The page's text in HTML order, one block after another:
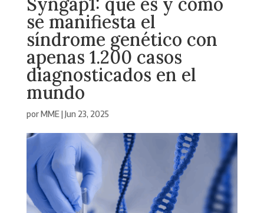
se manifiesta el
síndrome genético con
apenas 1.200 casos
diagnosticados en el
mundo
porMME|Jun 23, 2025